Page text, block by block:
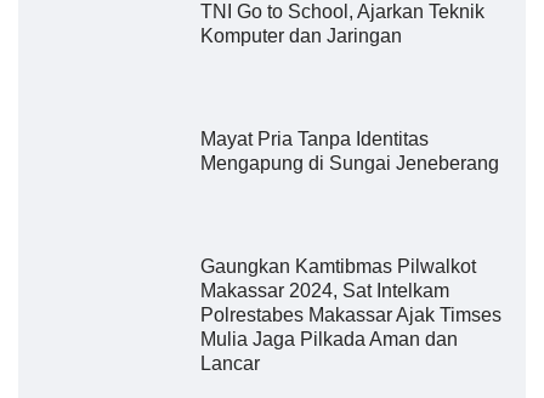
TNI Go to School, Ajarkan Teknik
Komputer dan Jaringan
Mayat Pria Tanpa Identitas
Mengapung di Sungai Jeneberang
Gaungkan Kamtibmas Pilwalkot
Makassar 2024, Sat Intelkam
Polrestabes Makassar Ajak Timses
Mulia Jaga Pilkada Aman dan
Lancar